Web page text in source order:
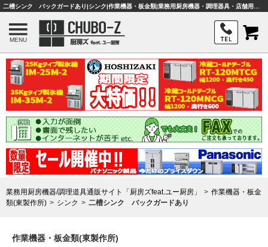
MENU
業務用厨房機器/調理道具通販サイト「厨房ズfeat.ユー厨房」
作業機器・板金
類(東製作所)
シンク 二槽シンク バックガードあり
作業機器・板金類(東製作所)